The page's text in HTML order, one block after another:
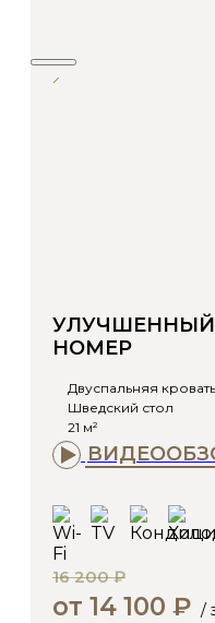
НОМЕР
Двуспальняя
Шведский стол
21 м²
16 200 ₽
от 14 100 ₽ /